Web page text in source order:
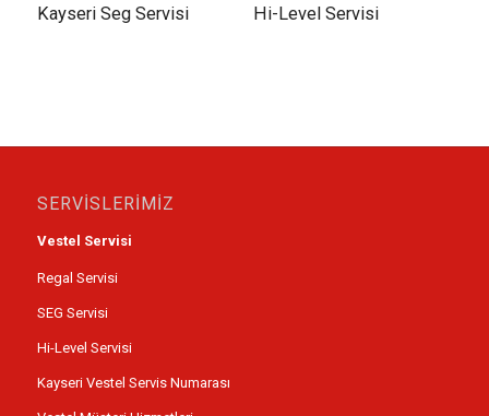
Kayseri Seg Servisi Hi-Level Servisi
SERVİSLERİMİZ
Vestel Servisi
Regal Servisi
SEG Servisi
Hi-Level Servisi
Kayseri Vestel Servis Numarası